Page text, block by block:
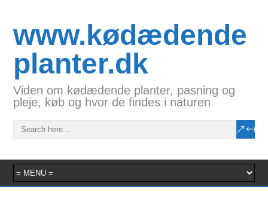
www.kødædende
planter.dk
Viden om kødædende planter, pasning og
pleje, køb og hvor de findes i naturen